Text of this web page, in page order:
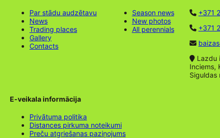
Par stādu audzētavu
News
Trading places
Gallery
Contacts
Season news
New photos
All perennials
+371
+371
Lazdu
Inciems,
Siguldas
E-veikala informācija
Privātuma politika
Distances pirkuma noteikumi
Preču atgriešanas paziņojums